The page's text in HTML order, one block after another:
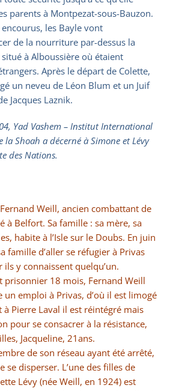
parents à Montpezat-sous-Bauzon.
les Bayle vont
de la nourriture par-dessus la
à Alboussière où étaient
Après le départ de Colette,
un neveu de Léon Blum et un Juif
Jacques Laznik.
Yad Vashem – Institut International
Shoah a décerné à Simone et Lévy
des Nations.
Weill, ancien combattant de
à Belfort. Sa famille : sa mère, sa
habite à l’Isle sur le Doubs. En juin
famille d’aller se réfugier à Privas
ils y connaissent quelqu’un.
prisonnier 18 mois, Fernand Weill
emploi à Privas, d’où il est limogé
à Pierre Laval il est réintégré mais
pour se consacrer à la résistance,
Jacqueline, 21ans.
de son réseau ayant été arrêté,
se disperser. L’une des filles de
Lévy (née Weill, en 1924) est